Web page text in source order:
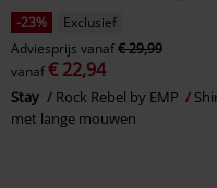
-23%
Exclusief
Adviesprijs vanaf€ 29,99
vanaf€ 22,94
Stay Rock Rebel by EMP
met lange mouwen